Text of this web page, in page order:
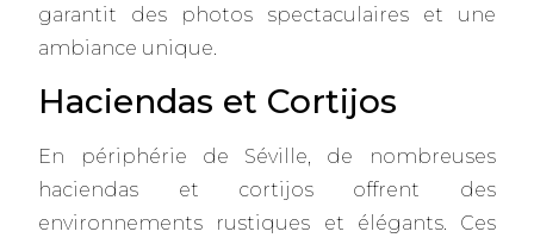
garantit des photos spectaculaires et une
ambiance unique.
Haciendas et Cortijos
En périphérie de Séville, de nombreuses
haciendas et cortijos offrent des
environnements rustiques et élégants. Ces